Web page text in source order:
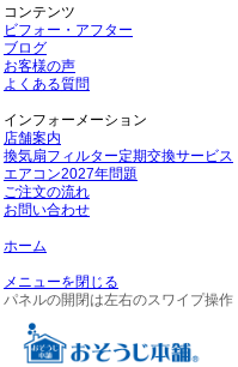
コンテンツ
ビフォー・アフター
ブログ
お客様の声
よくある質問
インフォーメーション
店舗案内
換気扇フィルター定期交換サービス
エアコン2027年問題
ご注文の流れ
お問い合わせ
ホーム
メニューを閉じる
パネルの開閉は左右のスワイプ操